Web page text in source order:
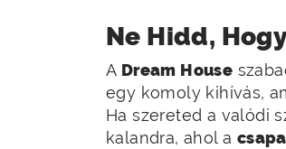
Ne Hidd,
A Dream House
egy komoly kihívás,
Ha szereted a valódi
kalandra, ahol a